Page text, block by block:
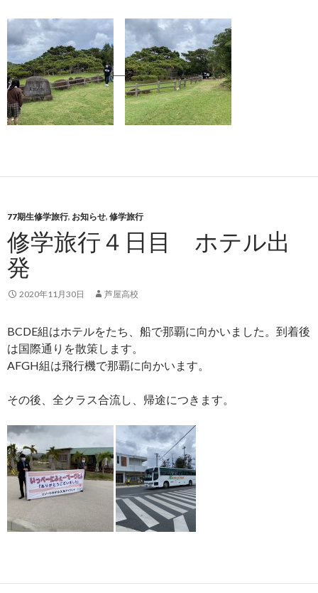
77期生修学旅行, お知らせ, 修学旅行
修学旅行４日目 ホテル出
発
2020年11月30日 芦屋高校
BCDE組はホテルをたち、船で那覇に向かいました。到着後
は国際通りを散策します。
AFGH組は飛行機で那覇に向かいます。
その後、全クラス合流し、帰途につきます。